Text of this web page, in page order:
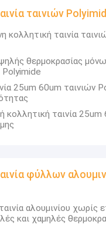
ταινιών
κολλητική ταινία
θερμοκρασίας
Polyimide
25um 60um ταινιών
κολλητική ταινία 25um
φύλλων
αλουμινίου χωρίς
και χαμηλές